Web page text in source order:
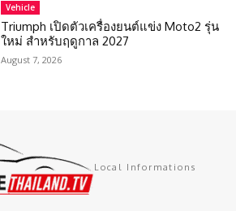
Vehicle
Triumph เปิดตัวเครื่องยนต์แข่ง Moto2 รุ่น
ใหม่ สำหรับฤดูกาล 2027
August 7, 2026
Local Informations